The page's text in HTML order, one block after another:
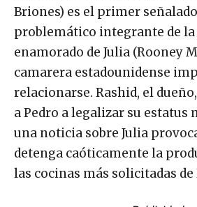
Briones) es el primer
problemático integrante de la
enamorado de Julia (Rooney
camarera estadounidense
relacionarse. Rashid, el
a Pedro a legalizar su
una noticia sobre Julia
detenga caóticamente la
las cocinas más solicitadas de